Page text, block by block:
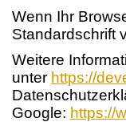
Wenn Ihr
Standardschrift
Weitere
unter https://
Google: https://